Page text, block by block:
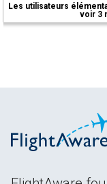
Les utilisateurs
voir 3